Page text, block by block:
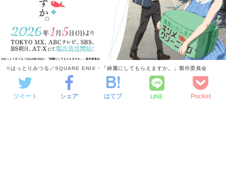
©はっとりみつる／SQUARE ENIX・「綺麗にしてもらえますか。」製作委員会
ツイート シェア はてブ LINE Pocket